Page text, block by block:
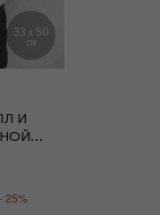
33 X 50
СМ
И
- 25%